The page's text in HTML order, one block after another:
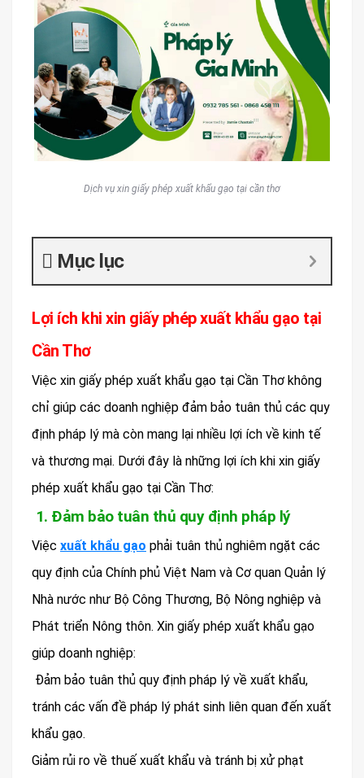
Dịch vụ xin giấy phép xuất khẩu gạo tại cần thơ
Mục lục
Lợi ích khi xin giấy phép xuất khẩu gạo tại
Cần Thơ
Việc xin giấy phép xuất khẩu gạo tại Cần Thơ không
chỉ giúp các doanh nghiệp đảm bảo tuân thủ các quy
định pháp lý mà còn mang lại nhiều lợi ích về kinh tế
và thương mại. Dưới đây là những lợi ích khi xin giấy
phép xuất khẩu gạo tại Cần Thơ:
1. Đảm bảo tuân thủ quy định pháp lý
Việc xuất khẩu gạo phải tuân thủ nghiêm ngặt các
quy định của Chính phủ Việt Nam và Cơ quan Quản lý
Nhà nước như Bộ Công Thương, Bộ Nông nghiệp và
Phát triển Nông thôn. Xin giấy phép xuất khẩu gạo
giúp doanh nghiệp:
Đảm bảo tuân thủ quy định pháp lý về xuất khẩu,
tránh các vấn đề pháp lý phát sinh liên quan đến xuất
khẩu gạo.
Giảm rủi ro về thuế xuất khẩu và tránh bị xử phạt